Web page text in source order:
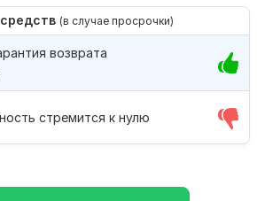
(в случае просрочки)
стремится к нулю
возврата